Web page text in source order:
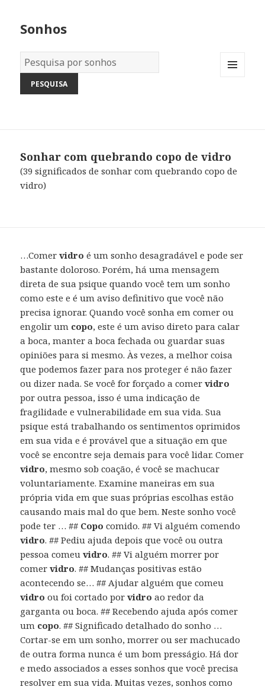
Sonhos
Dicionário
dos
Sonhos:
Sonhar com quebrando copo de vidro
(39 significados de sonhar com quebrando copo de
vidro)
…Comervidro é um sonho desagradável e pode ser
bastante doloroso. Porém, há uma mensagem
direta de sua psique quando você tem um sonho
como este e é um aviso definitivo que você não
precisa ignorar. Quando você sonha em comer ou
engolir um copo, este é um aviso direto para calar
a boca, manter a boca fechada ou guardar suas
opiniões para si mesmo. Às vezes, a melhor coisa
que podemos fazer para nos proteger é não fazer
ou dizer nada. Se você for forçado a comervidro
por outra pessoa, isso é uma indicação de
fragilidade e vulnerabilidade em sua vida. Sua
psique está trabalhando os sentimentos oprimidos
em sua vida e é provável que a situação em que
você se encontre seja demais para você lidar. Comer
vidro, mesmo sob coação, é você se machucar
voluntariamente. Examine maneiras em sua
própria vida em que suas próprias escolhas estão
causando mais mal do que bem. Neste sonho você
pode ter … ## Copo comido. ## Vi alguém comendo
vidro. ## Pediu ajuda depois que você ou outra
pessoa comeuvidro. ## Vi alguém morrer por
comervidro. ## Mudanças positivas estão
acontecendo se… ## Ajudar alguém que comeu
vidro ou foi cortado porvidro ao redor da
garganta ou boca. ## Recebendo ajuda após comer
um copo. ## Significado detalhado do sonho …
Cortar-se em um sonho, morrer ou ser machucado
de outra forma nunca é um bom presságio. Há dor
e medo associados a esses sonhos que você precisa
resolver em sua vida. Muitas vezes, sonhos como